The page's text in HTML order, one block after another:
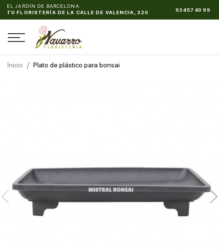
EL JARDÍN DE BARCELONA
TU FLORISTERÍA DE LA CALLE DE VALENCIA, 320
93 457 40 99
Inicio Plato de plástico para bonsai